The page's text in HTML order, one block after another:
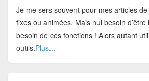
Je me sers souvent pour mes articles de
fixes ou animées. Mais nul besoin
besoin de ces fonctions ! Alors autant
outils.Plus...